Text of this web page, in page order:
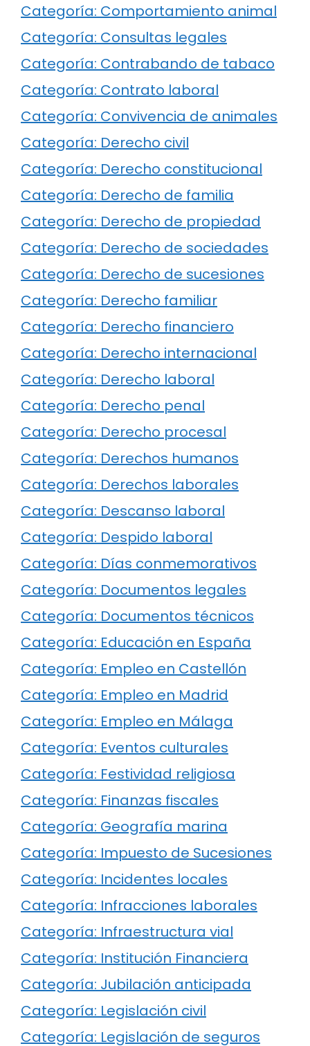
Categoría: Comportamiento animal
Categoría: Consultas legales
Categoría: Contrabando de tabaco
Categoría: Contrato laboral
Categoría: Convivencia de animales
Categoría: Derecho civil
Categoría: Derecho constitucional
Categoría: Derecho de familia
Categoría: Derecho de propiedad
Categoría: Derecho de sociedades
Categoría: Derecho de sucesiones
Categoría: Derecho familiar
Categoría: Derecho financiero
Categoría: Derecho internacional
Categoría: Derecho laboral
Categoría: Derecho penal
Categoría: Derecho procesal
Categoría: Derechos humanos
Categoría: Derechos laborales
Categoría: Descanso laboral
Categoría: Despido laboral
Categoría: Días conmemorativos
Categoría: Documentos legales
Categoría: Documentos técnicos
Categoría: Educación en España
Categoría: Empleo en Castellón
Categoría: Empleo en Madrid
Categoría: Empleo en Málaga
Categoría: Eventos culturales
Categoría: Festividad religiosa
Categoría: Finanzas fiscales
Categoría: Geografía marina
Categoría: Impuesto de Sucesiones
Categoría: Incidentes locales
Categoría: Infracciones laborales
Categoría: Infraestructura vial
Categoría: Institución Financiera
Categoría: Jubilación anticipada
Categoría: Legislación civil
Categoría: Legislación de seguros